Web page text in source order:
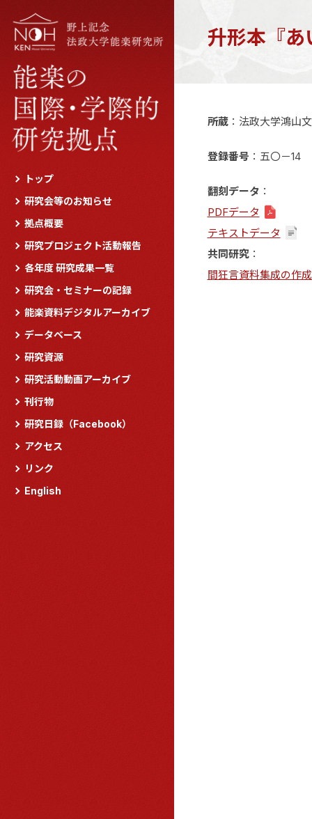
トップ
研究会等のお知らせ
拠点概要
研究プロジェクト活動報告
各年度 研究成果一覧
研究会・セミナーの記録
能楽資料デジタルアーカイブ
データベース
研究資源
研究活動動画アーカイブ
刊行物
研究日録（Facebook）
アクセス
リンク
English
升形本『あ
所蔵：法政大学鴻山
登録番号 ：五〇－14
翻刻データ ：
PDFデータ
テキストデータ
共同研究：
間狂言資料集成の作